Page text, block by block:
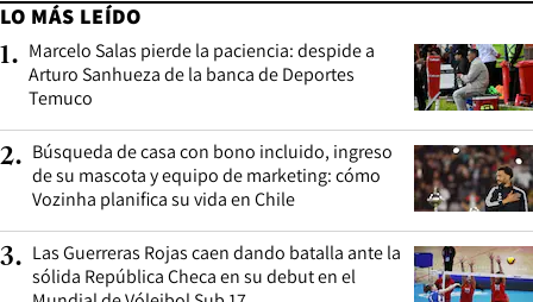
LO MÁS LEÍDO
1. Marcelo Salas pierde la paciencia: despide a
Arturo Sanhueza de la banca de Deportes
Temuco
2. Búsqueda de casa con bono incluido, ingreso
de su mascota y equipo de marketing: cómo
Vozinha planifica su vida en Chile
3. Las Guerreras Rojas caen dando batalla ante la
sólida República Checa en su debut en el